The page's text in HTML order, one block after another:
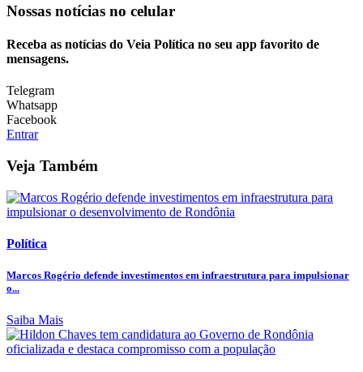
Nossas notícias no celular
Receba as notícias do Veia Política no seu app favorito de
mensagens.
Telegram
Whatsapp
Facebook
Entrar
Veja Também
Política
Marcos Rogério defende investimentos em infraestrutura para impulsionar
o...
Saiba Mais